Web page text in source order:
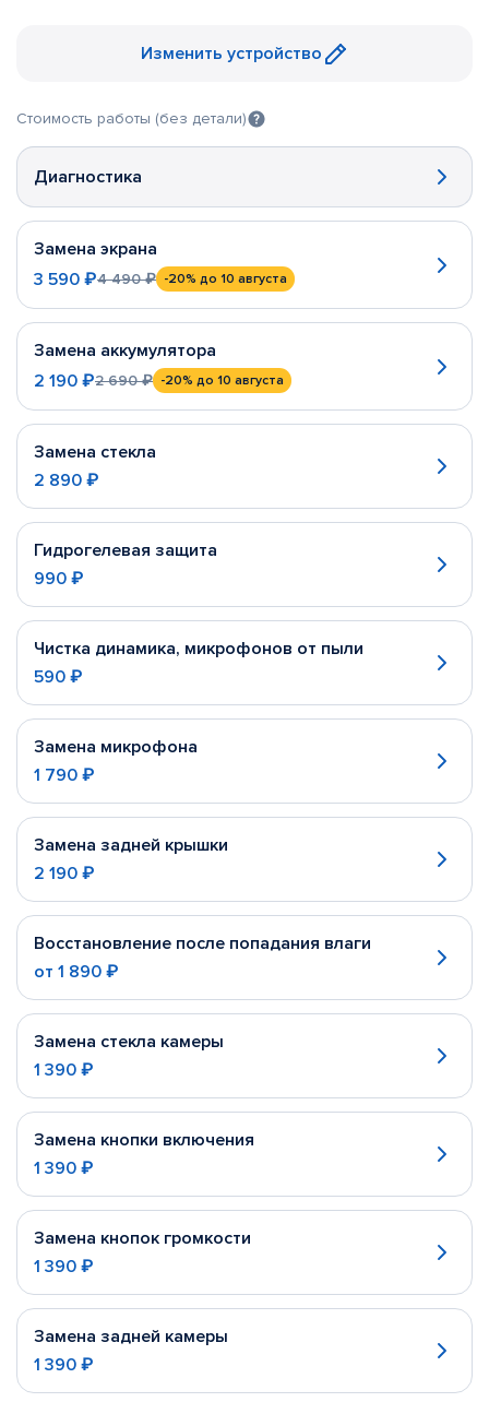
Изменить устройство
Стоимость работы (без детали)
Диагностика
Замена экрана
3 590 ₽4 490 ₽ -20% до 10 августа
Замена аккумулятора
2 190 ₽2 690 ₽ -20% до 10 августа
Замена стекла
2 890 ₽
Гидрогелевая защита
990 ₽
Чистка динамика, микрофонов от пыли
590 ₽
Замена микрофона
1 790 ₽
Замена задней крышки
2 190 ₽
Восстановление после попадания влаги
от 1 890 ₽
Замена стекла камеры
1 390 ₽
Замена кнопки включения
1 390 ₽
Замена кнопок громкости
1 390 ₽
Замена задней камеры
1 390 ₽